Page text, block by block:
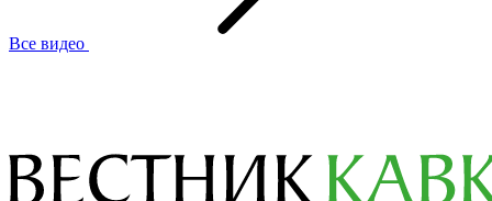
Все видео